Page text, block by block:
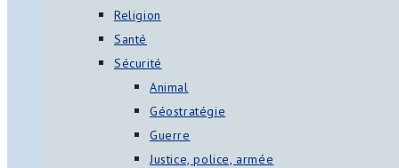
Religion
Santé
Sécurité
Animal
Géostratégie
Guerre
Justice, police, armée